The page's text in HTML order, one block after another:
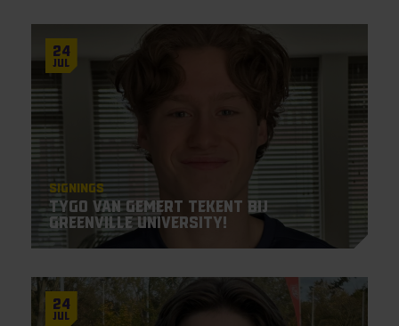
24
Jul
Signings
Tygo van Gemert tekent bij
Greenville University!
24
Jul